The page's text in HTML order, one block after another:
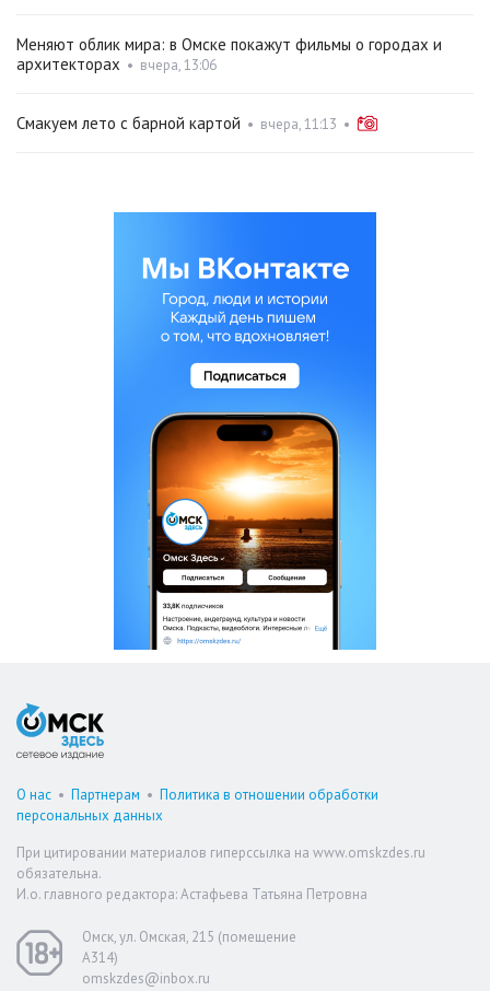
Меняют облик мира: в Омске покажут фильмы о городах и
архитекторах • вчера, 13:06
Смакуем лето с барной картой • вчера, 11:13 •
О нас • Партнерам • Политика в отношении обработки
персональных данных
При цитировании материалов гиперссылка на www.omskzdes.ru
обязательна.
И.о. главного редактора: Астафьева Татьяна Петровна
Омск, ул. Омская, 215 (помещение
А314)
omskzdes@inbox.ru